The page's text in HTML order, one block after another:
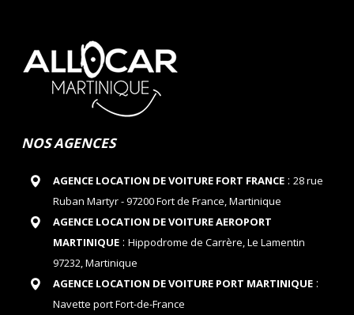
NOS AGENCES
AGENCE LOCATION DE VOITURE FORT FRANCE: 28 rue
Ruban Martyr - 97200 Fort de France, Martinique
AGENCE LOCATION DE VOITURE AEROPORT
MARTINIQUE: Hippodrome de Carrère, Le Lamentin
97232, Martinique
AGENCE LOCATION DE VOITURE PORT MARTINIQUE:
Navette port Fort-de-France